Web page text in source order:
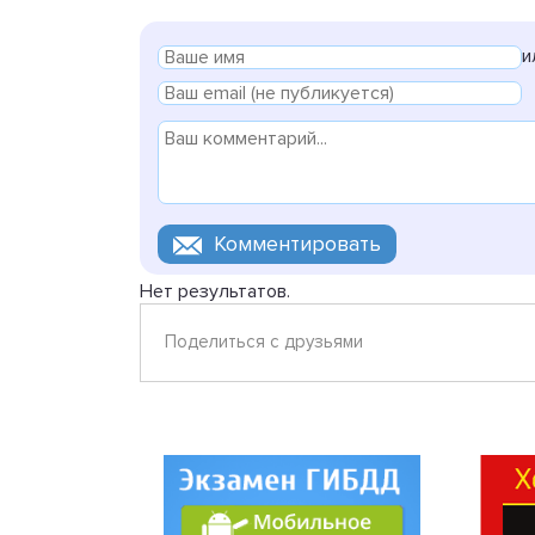
Нет результатов.
Поделиться с друзьями